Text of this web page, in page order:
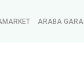
ARABA GARA